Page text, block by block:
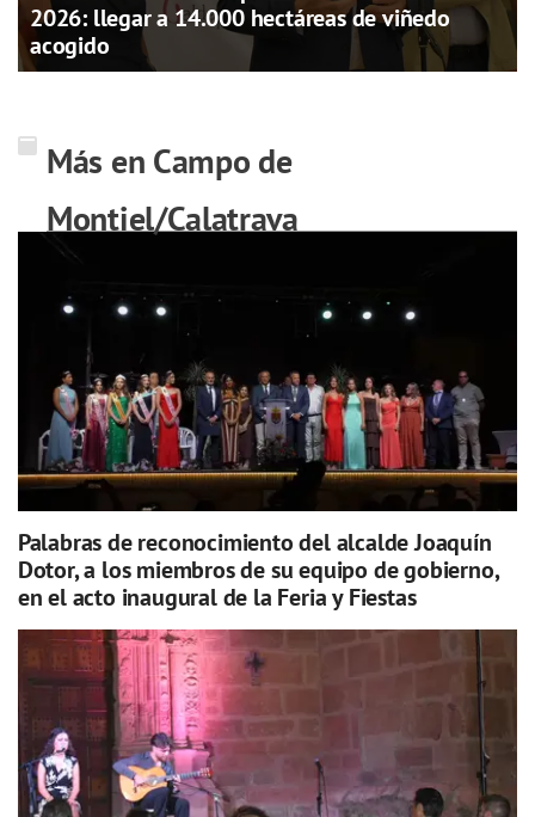
2026: llegar a 14.000 hectáreas de viñedo
acogido
Más en Campo de
Montiel/Calatrava
Palabras de reconocimiento del alcalde Joaquín
Dotor, a los miembros de su equipo de gobierno,
en el acto inaugural de la Feria y Fiestas